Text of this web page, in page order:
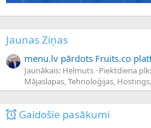
Jaunas Ziņas
menu.lv pārdots Fruits.co
Jaunākais: Helmuts Piektdiena
Mājaslapas, Tehnoloģijas,
Gaidošie pasākumi